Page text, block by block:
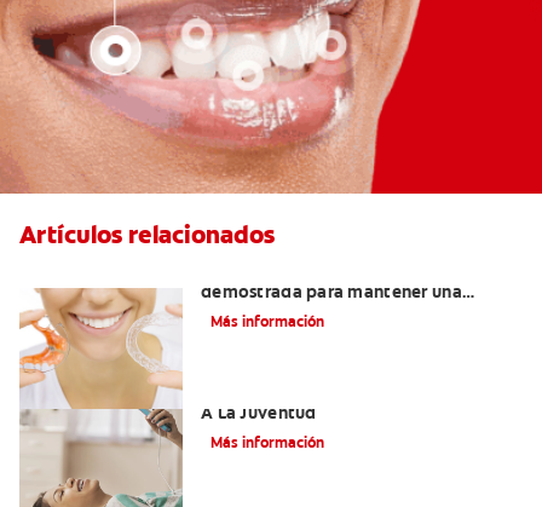
Artículos relacionados
demostrada para mantener una
sonrisa derecha
Más información
A La Juventud
Más información